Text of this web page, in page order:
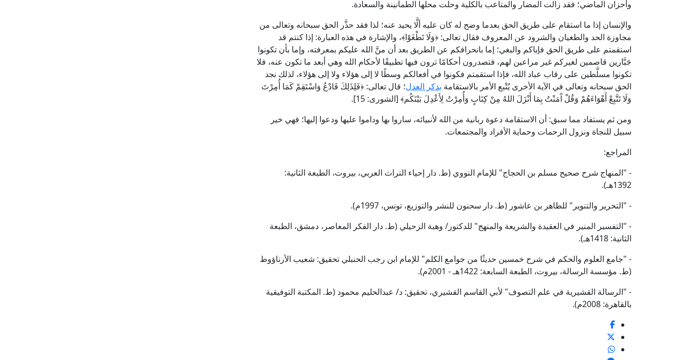
وأحزان الماضي؛ فقد زالت المضار والمتاعب بالكلية وحلَّت محلها الطمأنينة والسعادة.
والإنسان إذا ما استقام على طريق الحق بعدما وضح له كان عليه ألَّا يحيد عنه؛ لذا فقد حذَّر الحق سبحانه وتعالى من
مجاوزة الحد والطغيان والشرود عن المعروف فقال تعالى: ﴿وَلَا تَطْغَوْا﴾، والإشارة في هذه العبارة: إذا كنتم قد
استقمتم على طريق الحق فإياكم والبغي؛ إما بانحرافكم عن الطريق بعد أن منَّ الله عليكم بمعرفته، وإما بأن تكونوا
جَبَّارين قاصمين لغيركم غير مراعين لهم، فتصدرون أحكامًا ترون فيها تطبيقًا لأحكام الله وهي أبعد ما تكون عنه، فلا
تكونوا مسلَّطين على رقاب عباد الله، فإذا استقمتم فكونوا في أفعالكم وسطًا لا إلى هؤلاء ولا إلى هؤلاء، لذلك نجد
الحق سبحانه وتعالى في الآية الأخرى يُتْبع الأمر بالاستقامة بذكر العدل؛ قال تعالى: ﴿فَلِذَلِكَ فَادْعُ وَاسْتَقِمْ كَمَا أُمِرْتَ
وَلَا تَتَّبِعْ أَهْوَاءَهُمْ وَقُلْ آَمَنْتُ بِمَا أَنْزَلَ اللهُ مِنْ كِتَابٍ وَأُمِرْتُ لِأَعْدِلَ بَيْنَكُم﴾ [الشورى: 15].
ومن ثم يستفاد مما سبق: أن الاستقامة دعوة ربانية من الله لأنبيائه، ساروا بها وداموا عليها ودعوا إليها؛ فهي خير
سبيل للنجاة ونزول الرحمات وحماية الأفراد والمجتمعات.
المراجع:
- "المنهاج شرح صحيح مسلم بن الحجاج" للإمام النووي (ط. دار إحياء التراث العربي، بيروت، الطبعة الثانية:
1392هـ).
- "التحرير والتنوير" للطاهر بن عاشور (ط. دار سحنون للنشر والتوزيع، تونس، 1997م).
- "التفسير المنير في العقيدة والشريعة والمنهج" للدكتور/ وهبة الزحيلي (ط. دار الفكر المعاصر، دمشق، الطبعة
الثانية: 1418هـ).
- "جامع العلوم والحكم في شرح خمسين حديثًا من جوامع الكلم" للإمام ابن رجب الحنبلي تحقيق: شعيب الأرناؤوط
(ط. مؤسسة الرسالة، بيروت، الطبعة السابعة: 1422هـ - 2001م).
- "الرسالة القشيرية في علم التصوف" لأبي القاسم القشيري، تحقيق: د/ عبدالحليم محمود (ط. المكتبة التوفيقية
بالقاهرة: 2008م).